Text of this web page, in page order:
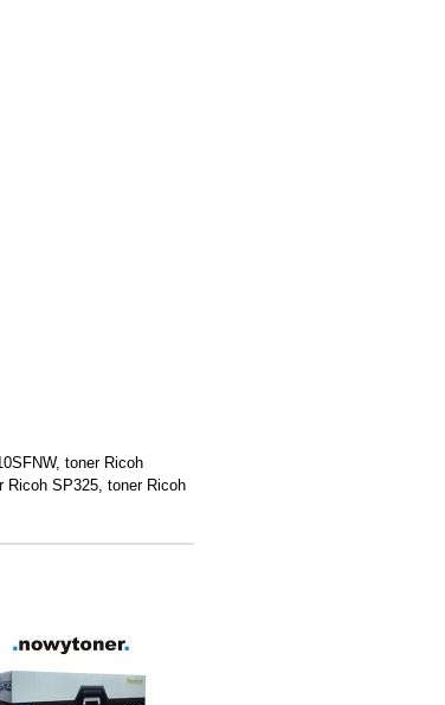
toner Ricoh
Ricoh SP325, toner Ricoh